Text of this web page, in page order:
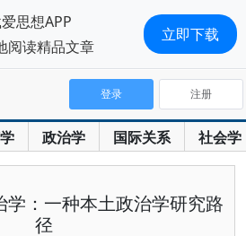
政治学 国际关系 社会学
登录 注册
学：一种本土政治学研究路
径
思想APP
阅读精品文章
立即下载